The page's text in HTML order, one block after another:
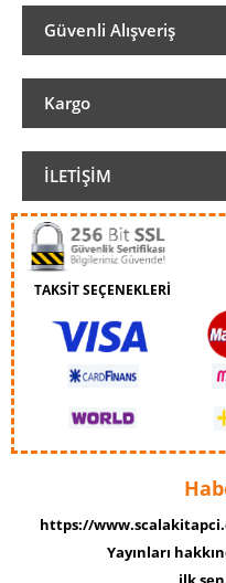
Güvenli Alışveriş
Kargo
İLETIŞIM
TAKSİT SEÇENEKLERİ
https://
Yayınları